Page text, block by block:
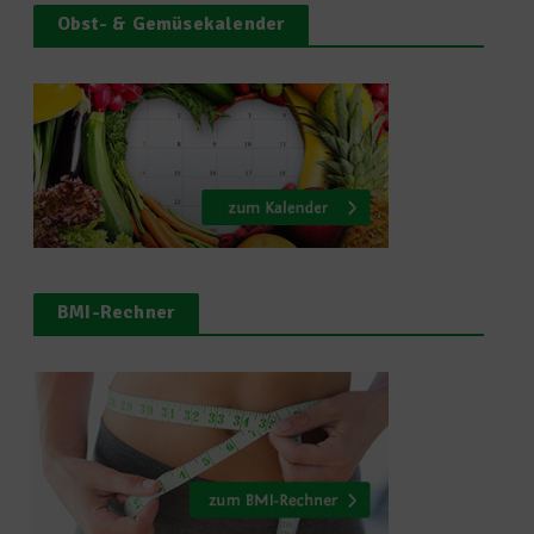
Obst- & Gemüsekalender
BMI-Rechner